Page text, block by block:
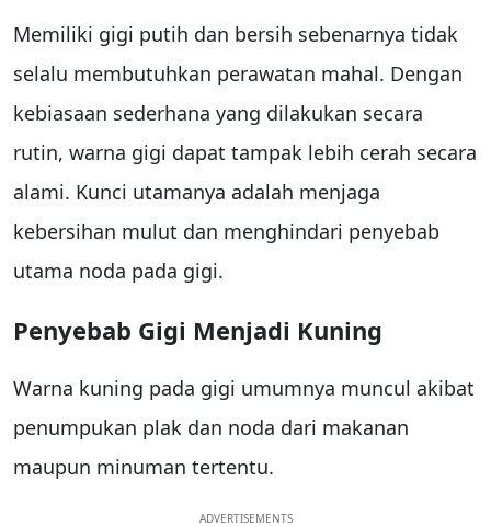
Memiliki gigi putih dan bersih sebenarnya tidak
selalu membutuhkan perawatan mahal. Dengan
kebiasaan sederhana yang dilakukan secara
rutin, warna gigi dapat tampak lebih cerah secara
alami. Kunci utamanya adalah menjaga
kebersihan mulut dan menghindari penyebab
utama noda pada gigi.
Penyebab Gigi Menjadi Kuning
Warna kuning pada gigi umumnya muncul akibat
penumpukan plak dan noda dari makanan
maupun minuman tertentu.
ADVERTISEMENTS